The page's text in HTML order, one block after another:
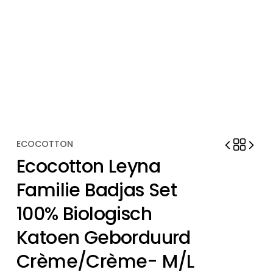
ECOCOTTON
Ecocotton Leyna
Familie Badjas Set
100% Biologisch
Katoen Geborduurd
Crème/Crème- M/L